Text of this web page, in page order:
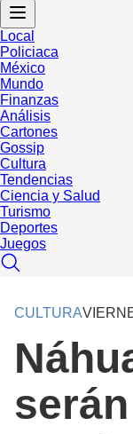
Local
Policiaca
México
Mundo
Finanzas
Análisis
Cartones
Gossip
Cultura
Tendencias
Ciencia y Salud
Turismo
Deportes
Juegos
CULTURA